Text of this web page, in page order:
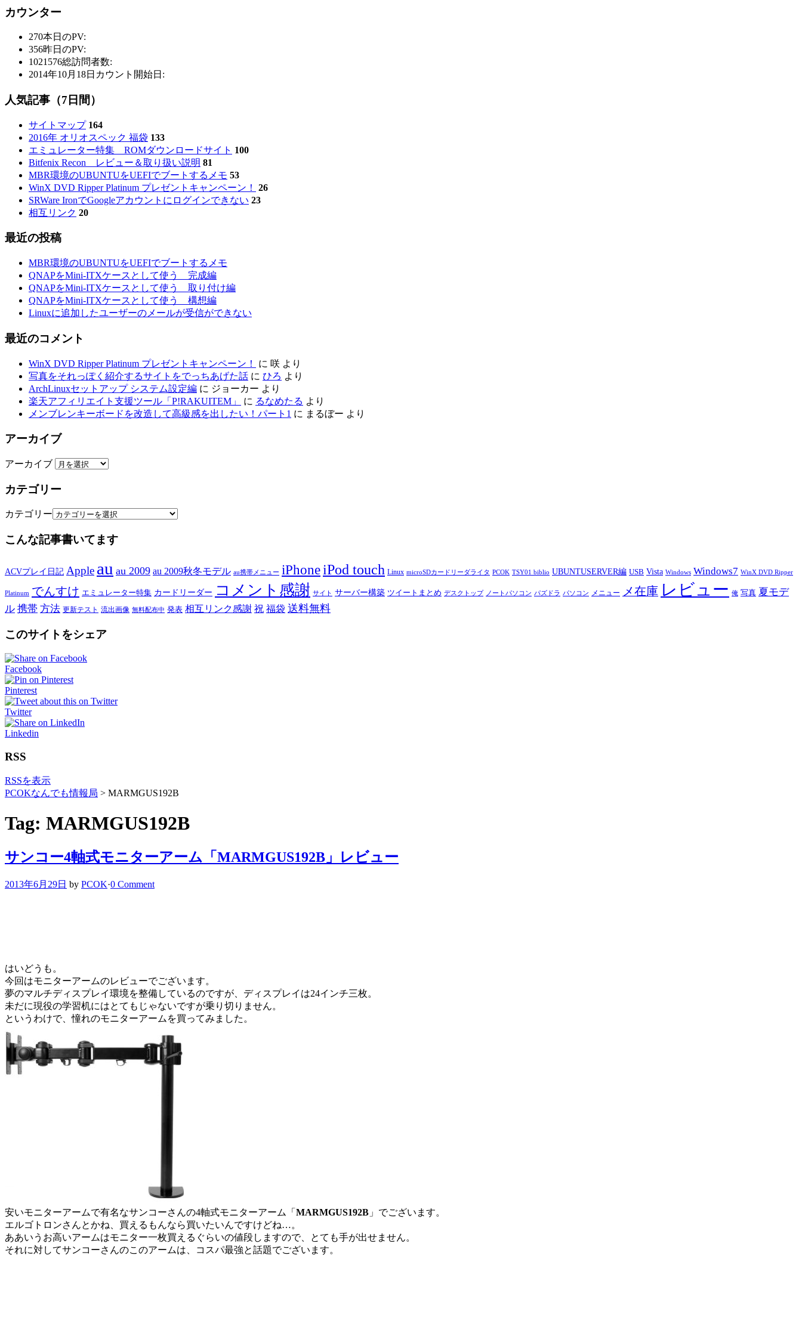
カウンター
270本日のPV:
356昨日のPV:
1021576総訪問者数:
2014年10月18日 カウント開始日:
人気記事（7日間）
サイトマップ 164
2016年 オリオスペック 福袋 133
エミュレーター特集 ROMダウンロードサイト 100
Bitfenix Recon レビュー＆取り扱い説明 81
MBR環境のUBUNTUをUEFIでブートするメモ 53
WinX DVD Ripper Platinum プレゼントキャンペーン！
26
SRWare IronでGoogleアカウントにログインできない 23
相互リンク 20
最近の投稿
MBR環境のUBUNTUをUEFIでブートするメモ
QNAPをMini-ITXケースとして使う 完成編
QNAPをMini-ITXケースとして使う 取り付け編
QNAPをMini-ITXケースとして使う 構想編
Linuxに追加したユーザーのメールが受信ができない
最近のコメント
WinX DVD Ripper Platinum プレゼントキャンペーン！ に 咲 より
写真をそれっぽく紹介するサイトをでっちあげた話 に ひろ より
ArchLinuxセットアップ システム設定編 に ジョーカー より
楽天アフィリエイト支援ツール「P!RAKUITEM」
に るなめたる より
メンブレンキーボードを改造して高級感を出したい！パート1 に まるぼー より
アーカイブ
アーカイブ
カテゴリー
カテゴリー
こんな記事書いてます
ACVプレイ日記 Apple au au 2009 au 2009秋冬モデル au携帯メニュー iPhoneiPod touch Linux microSDカードリーダライタ PCOK TSY01 biblio UBUNTUSERVER編 USB Vista Windows Windows7 WinX DVD Ripper
Platinum でんすけ エミュレーター特集 カードリーダー コメント感謝 サイト サーバー構築 ツイートまとめ デスクトップ ノートパソコン パズドラ パソコン メニュー メ在庫 レビュー 俺 写真 夏モデ
ル 携帯 方法 更新テスト 流出画像 無料配布中 発表 相互リンク感謝 祝 福袋 送料無料
このサイトをシェア
Facebook
Pinterest
Twitter
Linkedin
RSS
RSSを表示
PCOKなんでも情報局 > MARMGUS192B
Tag: MARMGUS192B
サンコー4軸式モニターアーム「MARMGUS192B」レビュー
2013年6月29日 by PCOK·0 Comment
はいどうも。
今回はモニターアームのレビューでございます。
夢のマルチディスプレイ環境を整備しているのですが、ディスプレイは24インチ三枚。
未だに現役の学習机にはとてもじゃないですが乗り切りません。
というわけで、憧れのモニターアームを買ってみました。
安いモニターアームで有名なサンコーさんの4軸式モニターアーム「 MARMGUS192B 」でございます。
エルゴトロンさんとかね、買えるもんなら買いたいんですけどね…。
ああいうお高いアームはモニター一枚買えるぐらいの値段しますので、とても手が出せません。
それに対してサンコーさんのこのアームは、コスパ最強と話題でございます。